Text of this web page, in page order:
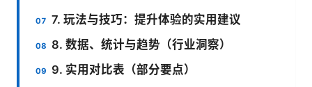
7. 玩法与技巧：提升体验的实用建议
8. 数据、统计与趋势（行业洞察）
9. 实用对比表（部分要点）